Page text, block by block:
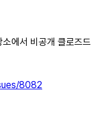
에서 비공개 클로즈드
8082